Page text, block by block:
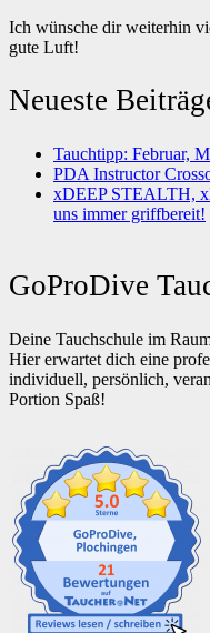
Ich wünsche dir weiterhin
gute Luft!
Neueste
Tauchtipp: Februar,
PDA Instructor
xDEEP STEALTH,
uns immer griffbereit!
GoProDive
Deine Tauchschule im
Hier erwartet dich eine
individuell, persönlich,
Portion Spaß!